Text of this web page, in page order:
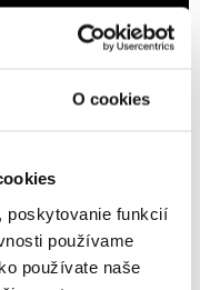
O cookies
poskytovanie funkcií
používame
používate naše
ISTEJ